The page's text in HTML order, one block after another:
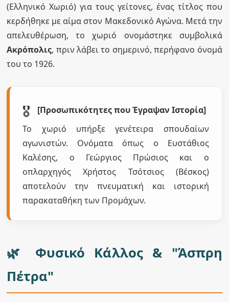
(Ελληνικό Χωριό) για τους γείτονες, ένας τίτλος που
κερδήθηκε με αίμα στον Μακεδονικό Αγώνα. Μετά την
απελευθέρωση, το χωριό ονομάστηκε συμβολικά
Ακρόπολις, πριν λάβει το σημερινό, περήφανο όνομά
του το 1926.
🎖️
[Προσωπικότητες που Έγραψαν Ιστορία]
Το χωριό υπήρξε γενέτειρα σπουδαίων
αγωνιστών. Ονόματα όπως ο Ευστάθιος
Καλέσης, ο Γεώργιος Πρώσιος και ο
οπλαρχηγός Χρήστος Τσότσιος (Βέσκος)
αποτελούν την πνευματική και ιστορική
παρακαταθήκη των Προμάχων.
🌿 Φυσικό Κάλλος & "Άσπρη
Πέτρα"